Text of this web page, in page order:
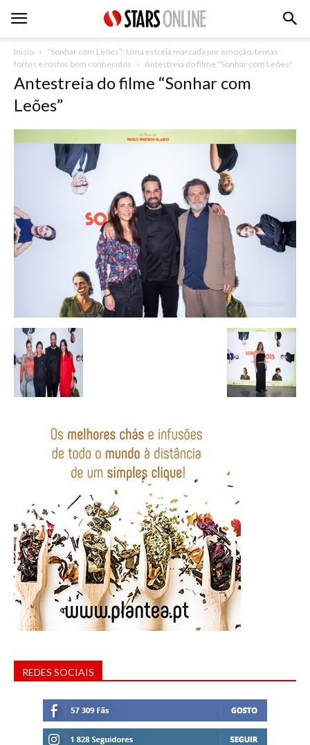
Inicio
“Sonhar com Leões”: Uma estreia marcada por emoção, temas
fortes e rostos bem conhecidos
Antestreia do filme "Sonhar com Leões"
Antestreia do filme “Sonhar com
Leões”
REDES SOCIAIS